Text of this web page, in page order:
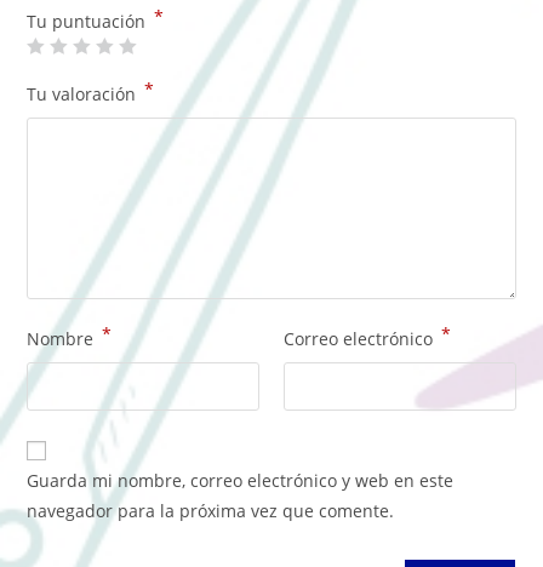
Tu puntuación *
Tu valoración *
Nombre * Correo electrónico *
Guarda mi nombre, correo electrónico y web en este
navegador para la próxima vez que comente.